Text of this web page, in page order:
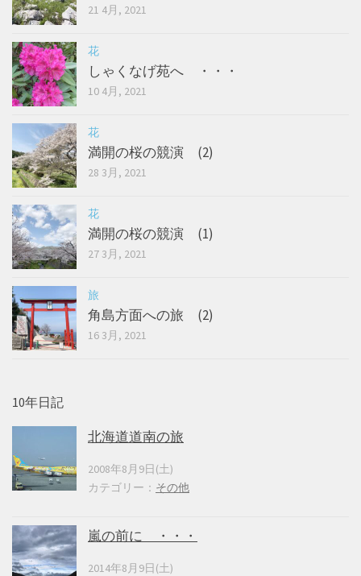
21 4月, 2021
花
しゃくなげ苑へ ・・・
10 4月, 2021
花
満開の桜の競演 (2)
28 3月, 2021
花
満開の桜の競演 (1)
27 3月, 2021
旅
角島方面への旅 (2)
16 3月, 2021
10年日記
北海道道南の旅
2008年8月9日(土)
カテゴリー： その他
嵐の前に ・・・
2014年8月9日(土)